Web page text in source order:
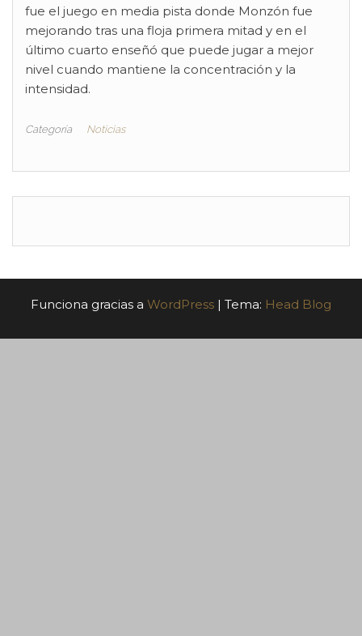
fue el juego en media pista donde Monzón fue
mejorando tras una floja primera mitad y en el
último cuarto enseñó que puede jugar a mejor
nivel cuando mantiene la concentración y la
intensidad.
Categoría Noticias
Funciona gracias a WordPress | Tema: Head Blog